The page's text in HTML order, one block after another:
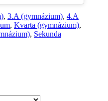
, 3.A (gymnázium), 4.A
, Kvarta (gymnázium),
, Sekunda